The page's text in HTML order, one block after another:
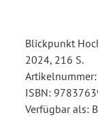
Blickpunkt
2024, 216 S.
ISBN:
Verfügbar als: